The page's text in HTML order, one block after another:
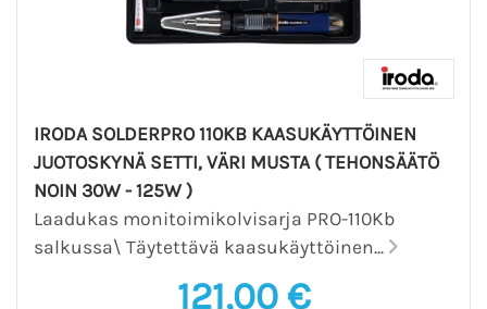
IRODA SOLDERPRO 110KB KAASUKÄYTTÖINEN
JUOTOSKYNÄ SETTI, VÄRI MUSTA ( TEHONSÄÄTÖ
NOIN 30W - 125W )
Laadukas monitoimikolvisarja PRO-110Kb
salkussa\ Täytettävä kaasukäyttöinen...
121,00 €